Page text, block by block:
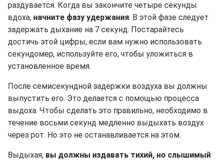
раздувается. Когда вы закончите четыре секунды
вдоха, начните фазу удержания. В этой фазе следует
задержать дыхание на 7 секунд. Постарайтесь
достичь этой цифры, если вам нужно использовать
секундомер, используйте его, чтобы уложиться в
установленное время.
После семисекундной задержки воздуха вы должны
выпустить его. Это делается с помощью процесса
выдоха. Чтобы сделать это правильно, необходимо в
течение восьми секунд медленно выдыхать воздух
через рот. Но это не останавливается на этом.
Выдыхая, вы должны издавать тихий, но слышимый